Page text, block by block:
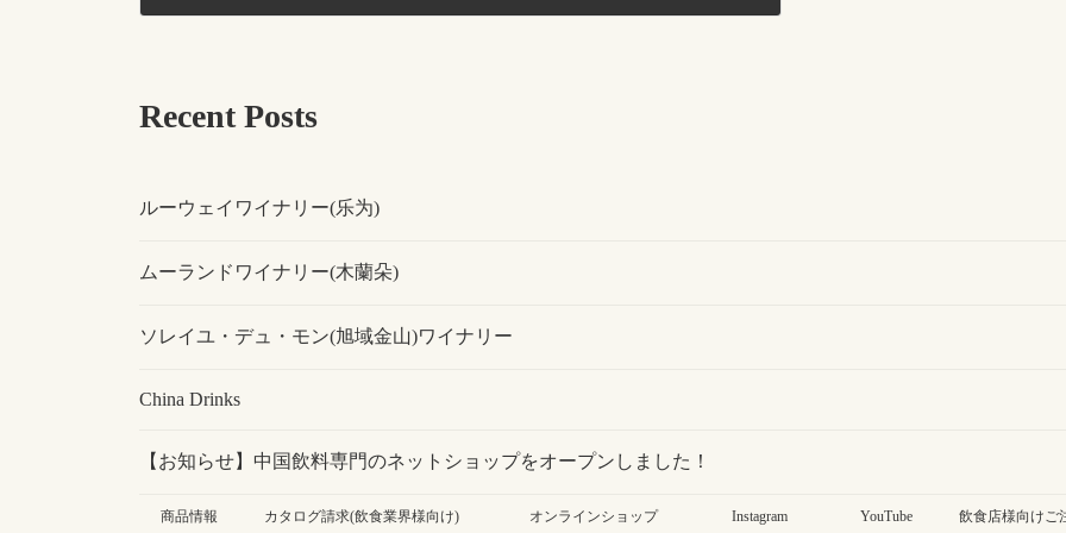
Recent Posts
ルーウェイワイナリー(乐为)
ムーランドワイナリー(木蘭朵)
ソレイユ・デュ・モン(旭域金山)ワイナリー
China Drinks
【お知らせ】中国飲料専門のネットショップをオープンしました！
商品情報 カタログ請求(飲食業界様向け) オンラインショップ Instagram YouTube 飲食店様向けご